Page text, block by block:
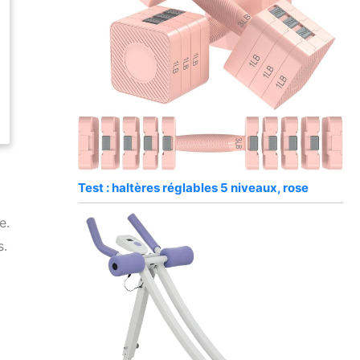
Test : haltères réglables 5 niveaux, rose